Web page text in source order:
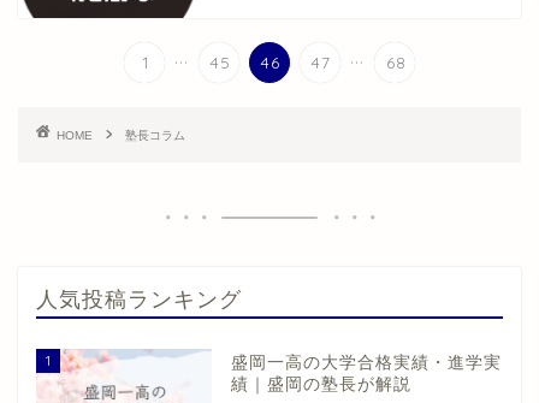
1 ... 45 46 47 ... 68
HOME 塾長コラム
人気投稿ランキング
1
盛岡一高の大学合格実績・進学実
績｜盛岡の塾長が解説